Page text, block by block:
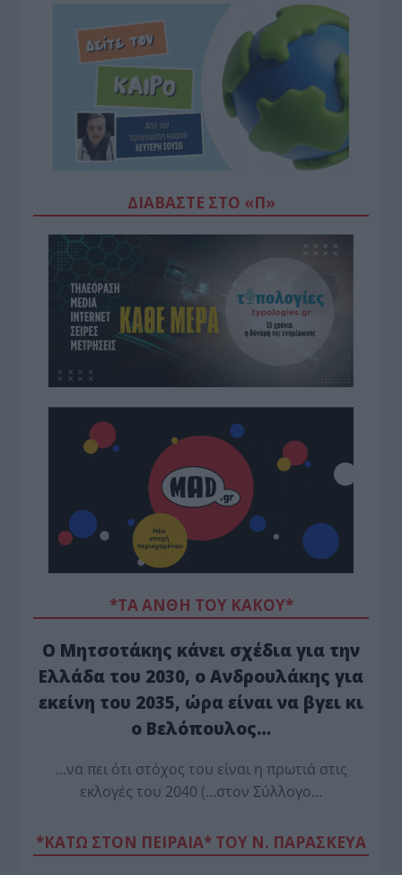
ΔΙΑΒΆΣΤΕ ΣΤΟ «Π»
*ΤΑ ΆΝΘΗ ΤΟΥ ΚΑΚΟΎ*
Ο Μητσοτάκης κάνει σχέδια για την
Ελλάδα του 2030, ο Ανδρουλάκης για
εκείνη του 2035, ώρα είναι να βγει κι
ο Βελόπουλος…
…να πει ότι στόχος του είναι η πρωτιά στις
εκλογές του 2040 (…στον Σύλλογο…
*ΚΑΤΩ ΣΤΟΝ ΠΕΙΡΑΙΑ* ΤΟΥ Ν. ΠΑΡΑΣΚΕΥΑ